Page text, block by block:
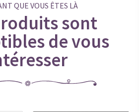
QUE VOUS ÊTES LÀ
sont
de vous